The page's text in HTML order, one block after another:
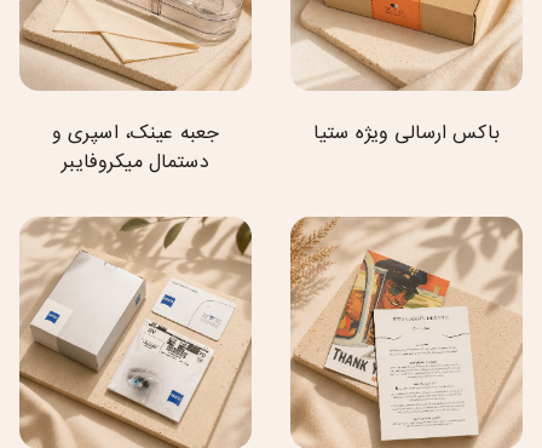
باکس ارسالی ویژه ستیا
جعبه عینک، اسپری و
دستمال میکروفایبر